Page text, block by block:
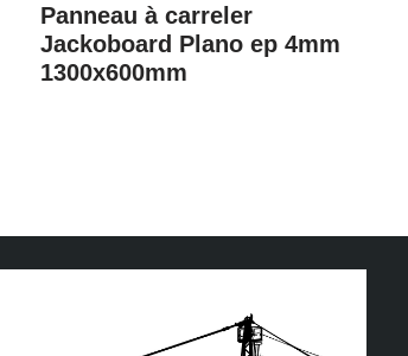
Panneau à carreler
Jackoboard Plano ep 4mm
1300x600mm